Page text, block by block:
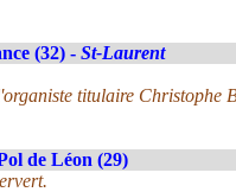
(32) - St-Laurent
titulaire Christophe
de Léon (29)